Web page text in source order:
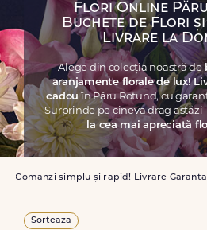
Flori Online
Buchete de Flori
Livrare la
Alege din colecția noastră de
aranjamente florale de lux!
cadou în Păru Rotund, cu
Surprinde pe cineva drag astăzi
la cea mai apreciată
Comanzi simplu și rapid! Livrare
Sorteaza